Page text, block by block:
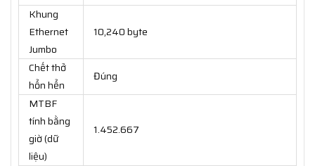
Khung
Ethernet
Jumbo
10,240 byte
Chết thở
hổn hển
Đúng
MTBF
tính bằng
giờ (dữ
liệu)
1.452.667